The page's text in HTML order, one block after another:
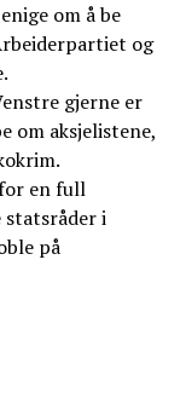
om å be
og
gjerne er
om aksjelistene,
en full
statsråder i
på